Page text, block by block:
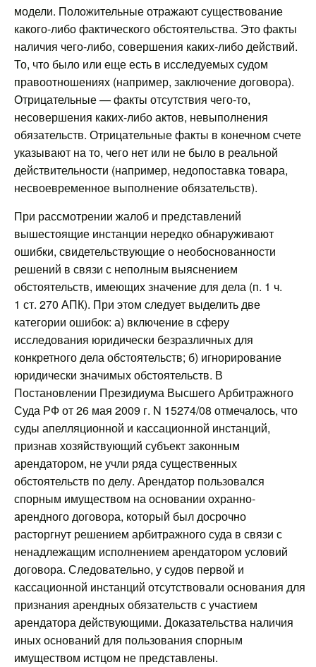
модели. Положительные отражают существование
какого-либо фактического обстоятельства. Это факты
наличия чего-либо, совершения каких-либо действий.
То, что было или еще есть в исследуемых судом
правоотношениях (например, заключение договора).
Отрицательные — факты отсутствия чего-то,
несовершения каких-либо актов, невыполнения
обязательств. Отрицательные факты в конечном счете
указывают на то, чего нет или не было в реальной
действительности (например, недопоставка товара,
несвоевременное выполнение обязательств).
При рассмотрении жалоб и представлений
вышестоящие инстанции нередко обнаруживают
ошибки, свидетельствующие о необоснованности
решений в связи с неполным выяснением
обстоятельств, имеющих значение для дела (п. 1 ч.
1 ст. 270 АПК). При этом следует выделить две
категории ошибок: а) включение в сферу
исследования юридически безразличных для
конкретного дела обстоятельств; б) игнорирование
юридически значимых обстоятельств. В
Постановлении Президиума Высшего Арбитражного
Суда РФ от 26 мая 2009 г. N 15274/08 отмечалось, что
суды апелляционной и кассационной инстанций,
признав хозяйствующий субъект законным
арендатором, не учли ряда существенных
обстоятельств по делу. Арендатор пользовался
спорным имуществом на основании охранно-
арендного договора, который был досрочно
расторгнут решением арбитражного суда в связи с
ненадлежащим исполнением арендатором условий
договора. Следовательно, у судов первой и
кассационной инстанций отсутствовали основания для
признания арендных обязательств с участием
арендатора действующими. Доказательства наличия
иных оснований для пользования спорным
имуществом истцом не представлены.